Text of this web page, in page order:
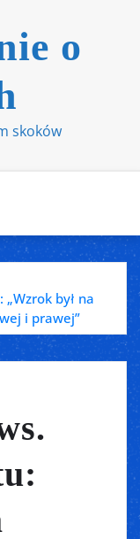
o
skoków
był na
i prawej”